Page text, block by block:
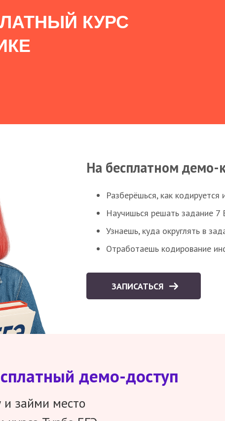
КУРС
На бесплатном демо-
Разберёшься, как кодируется
Научишься решать задание 7
Узнаешь, куда округлять в
Отработаешь кодирование
ЗАПИСАТЬСЯ
демо-доступ
и займи место